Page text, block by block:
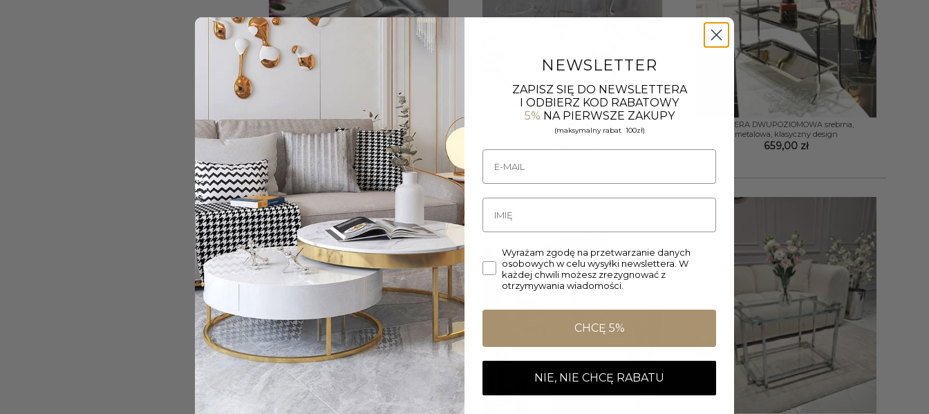
SERWETNIK szklano metalowy ze srebrną
pokrywką glamour
380,00zł
rączką glamour
PATERA DWUPOZIOMOWA srebrna,
metalowa, klasyczny design
659,00 zł
NEWSLETTER
ZAPISZ SIĘ DO NEWSLETTERA
I ODBIERZ KOD RABATOWY
5% NA PIERWSZE ZAKUPY
(maksymalny rabat 100zł)
Wyrażam zgodę na przetwarzanie danych
osobowych w celu wysyłki newslettera. W
każdej chwili możesz zrezygnować z
otrzymywania wiadomości.
CHCĘ 5%
NIE, NIE CHCĘ RABATU